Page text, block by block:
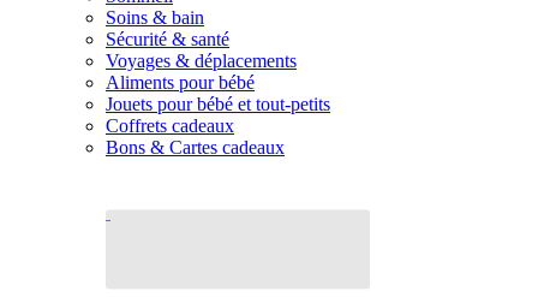
Soins & bain
Sécurité & santé
Voyages & déplacements
Aliments pour bébé
Jouets pour bébé et tout-petits
Coffrets cadeaux
Bons & Cartes cadeaux